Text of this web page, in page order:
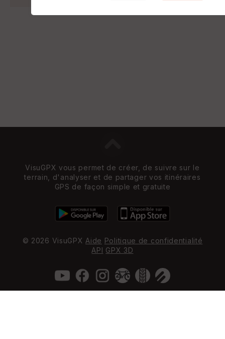
VisuGPX vous permet de créer, de suivre sur le
terrain, d'analyser et de partager vos itinéraires
GPS de façon simple et gratuite
© 2026 VisuGPX Aide Politique de confidentialité
API GPX 3D